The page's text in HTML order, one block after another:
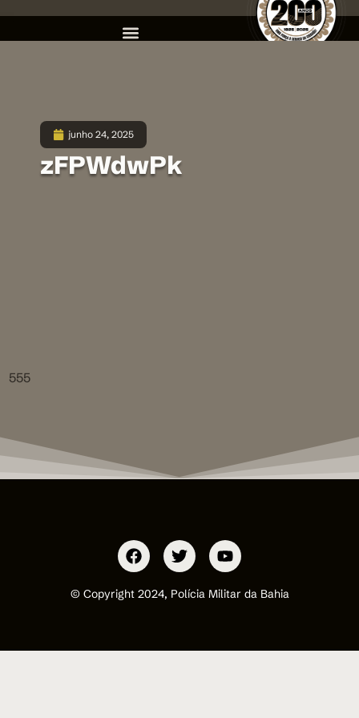
junho 24, 2025
zFPWdwPk
555
© Copyright 2024, Polícia Militar da Bahia